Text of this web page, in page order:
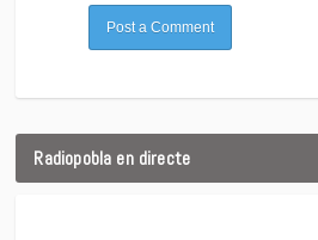
Radiopobla en directe